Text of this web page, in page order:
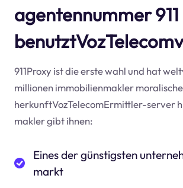
agentennummer 911
911Proxy ist die erste wahl und hat
millionen immobilienmakler
herkunftVozTelecomErmittler-server
makler gibt ihnen:
Eines der günstigsten
markt